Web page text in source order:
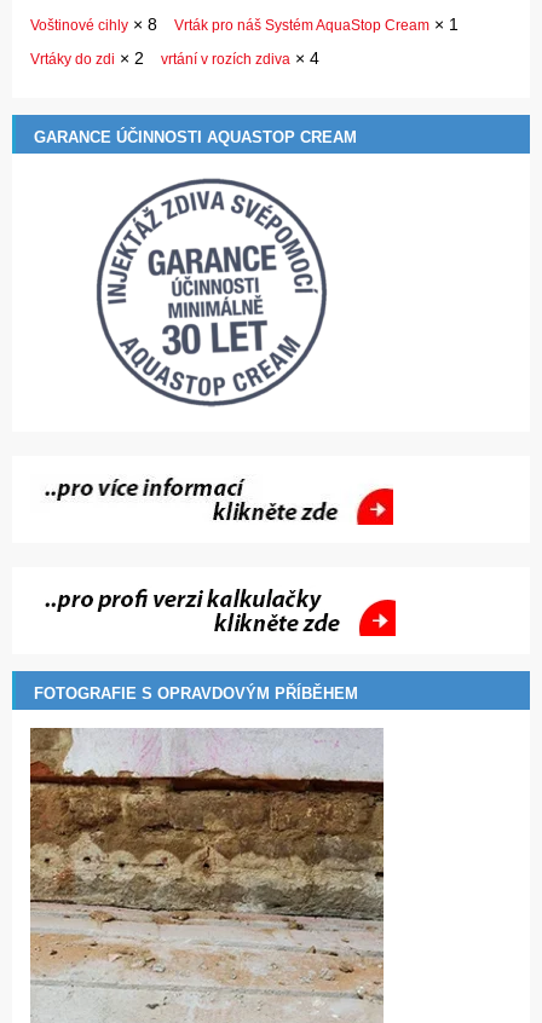
Voštinové cihly × 8 Vrták pro náš Systém AquaStop Cream × 1
Vrtáky do zdi × 2 vrtání v rozích zdiva × 4
GARANCE ÚČINNOSTI AQUASTOP CREAM
FOTOGRAFIE S OPRAVDOVÝM PŘÍBĚHEM